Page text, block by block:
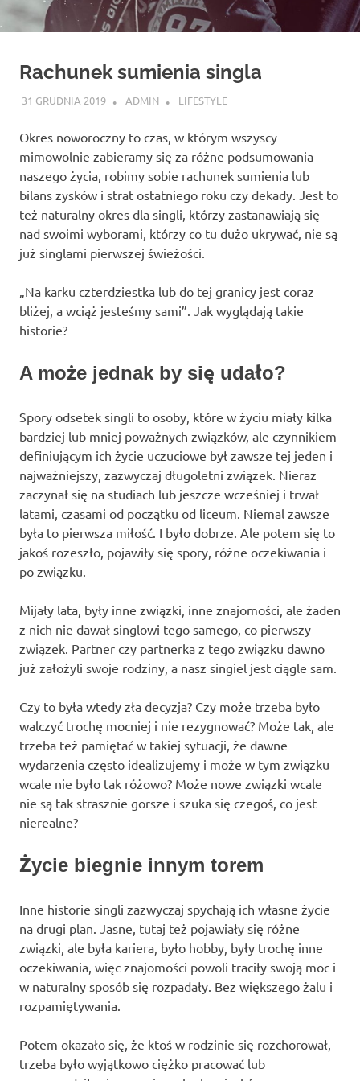
Rachunek sumienia singla
31 GRUDNIA 2019 ADMIN LIFESTYLE
Okres noworoczny to czas, w którym wszyscy
mimowolnie zabieramy się za różne podsumowania
naszego życia, robimy sobie rachunek sumienia lub
bilans zysków i strat ostatniego roku czy dekady. Jest to
też naturalny okres dla singli, którzy zastanawiają się
nad swoimi wyborami, którzy co tu dużo ukrywać, nie są
już singlami pierwszej świeżości.
„Na karku czterdziestka lub do tej granicy jest coraz
bliżej, a wciąż jesteśmy sami”. Jak wyglądają takie
historie?
A może jednak by się udało?
Spory odsetek singli to osoby, które w życiu miały kilka
bardziej lub mniej poważnych związków, ale czynnikiem
definiującym ich życie uczuciowe był zawsze tej jeden i
najważniejszy, zazwyczaj długoletni związek. Nieraz
zaczynał się na studiach lub jeszcze wcześniej i trwał
latami, czasami od początku od liceum. Niemal zawsze
była to pierwsza miłość. I było dobrze. Ale potem się to
jakoś rozeszło, pojawiły się spory, różne oczekiwania i
po związku.
Mijały lata, były inne związki, inne znajomości, ale żaden
z nich nie dawał singlowi tego samego, co pierwszy
związek. Partner czy partnerka z tego związku dawno
już założyli swoje rodziny, a nasz singiel jest ciągle sam.
Czy to była wtedy zła decyzja? Czy może trzeba było
walczyć trochę mocniej i nie rezygnować? Może tak, ale
trzeba też pamiętać w takiej sytuacji, że dawne
wydarzenia często idealizujemy i może w tym związku
wcale nie było tak różowo? Może nowe związki wcale
nie są tak strasznie gorsze i szuka się czegoś, co jest
nierealne?
Życie biegnie innym torem
Inne historie singli zazwyczaj spychają ich własne życie
na drugi plan. Jasne, tutaj też pojawiały się różne
związki, ale była kariera, było hobby, były trochę inne
oczekiwania, więc znajomości powoli traciły swoją moc i
w naturalny sposób się rozpadały. Bez większego żalu i
rozpamiętywania.
Potem okazało się, że ktoś w rodzinie się rozchorował,
trzeba było wyjątkowo ciężko pracować lub